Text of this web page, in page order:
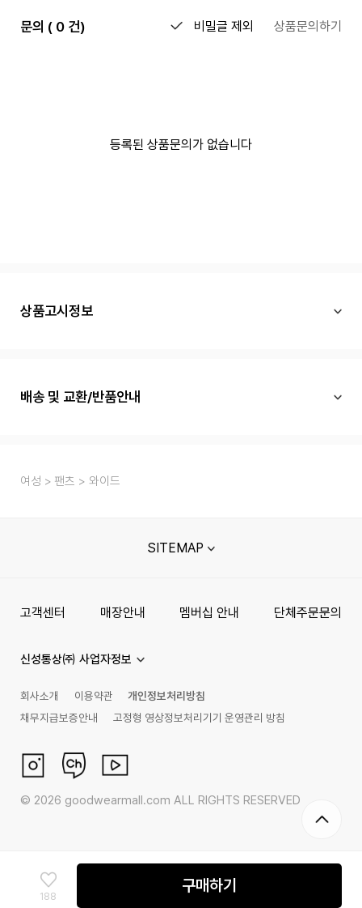
문의 ( 0 건) 비밀글 제외 상품문의하기
등록된 상품문의가 없습니다
상품고시정보
배송 및 교환/반품안내
여성 팬츠 와이드
188
구매하기
SITEMAP
고객센터 매장안내 멤버십 안내 단체주문문의
신성통상㈜ 사업자정보
회사소개 이용약관
개인정보처리방침
채무지급보증안내
고정형 영상정보처리기기 운영관리 방침
© 2026 goodwearmall.com ALL RIGHTS RESERVED